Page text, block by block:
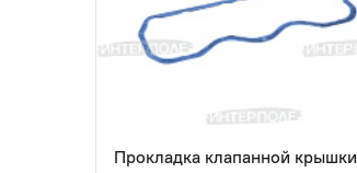
Прокладка клапанной крышки